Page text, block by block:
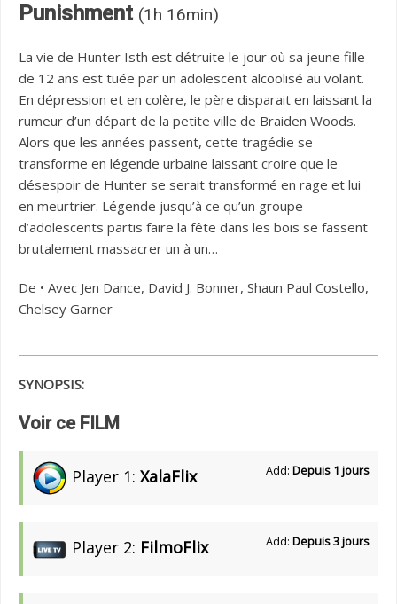
Punishment (1h 16min)
La vie de Hunter Isth est détruite le jour où sa jeune fille
de 12 ans est tuée par un adolescent alcoolisé au volant.
En dépression et en colère, le père disparait en laissant la
rumeur d’un départ de la petite ville de Braiden Woods.
Alors que les années passent, cette tragédie se
transforme en légende urbaine laissant croire que le
désespoir de Hunter se serait transformé en rage et lui
en meurtrier. Légende jusqu’à ce qu’un groupe
d’adolescents partis faire la fête dans les bois se fassent
brutalement massacrer un à un…
De • Avec Jen Dance, David J. Bonner, Shaun Paul Costello,
Chelsey Garner
SYNOPSIS:
Voir ce FILM
Player 1: XalaFlix Add: Depuis 1 jours
Player 2: FilmoFlix Add: Depuis 3 jours